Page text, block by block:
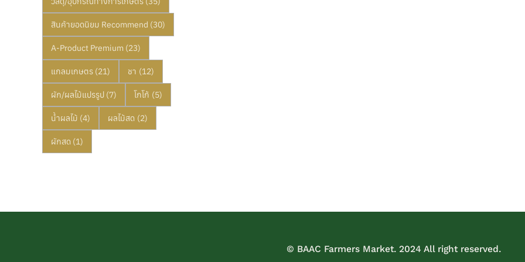
สินค้ายอดนิยม Recommend (30)
A-Product Premium (23)
แกลมเกษตร (21) ชา (12)
ผัก/ผลไม้แปรรูป (7) โกโก้ (5)
น้ำผลไม้ (4) ผลไม้สด (2)
ผักสด (1)
© BAAC Farmers Market. 2024 All right reserved.